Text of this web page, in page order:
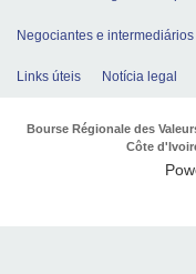
Negociantes e intermediários
Links úteis Notícia legal
Bourse Régionale des
Côte